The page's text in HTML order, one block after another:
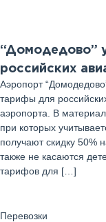
“Домодедово”
российских
Аэропорт
тарифы для
аэропорта. В
при которых
получают скидку 50%
также не касаются
тарифов для […]
Перевозки